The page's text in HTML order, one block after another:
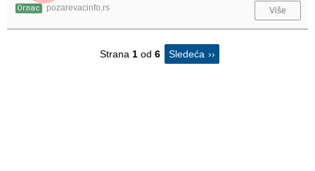
Оглас pozarevacinfo.rs Više
Strana 1 od 6 Sledeća ››